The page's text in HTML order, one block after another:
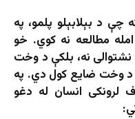
د بېلابېلو پلمو، په
مطالعه نه کوي. خو
نه، بلکې د وخت
د وخت ضایع کول دي. په
انسان له دغو